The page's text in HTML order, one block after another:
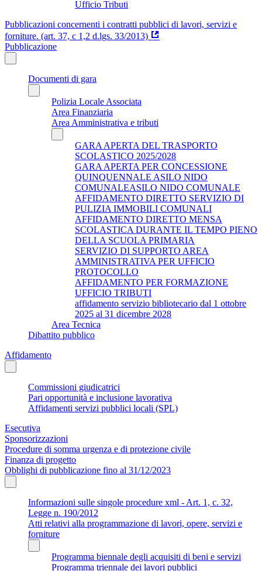
Ufficio Tributi
Pubblicazioni concernenti i contratti pubblici di lavori, servizi e
forniture. (art. 37, c 1,2 d.lgs. 33/2013)
Pubblicazione
Documenti di gara
Polizia Locale Associata
Area Finanziaria
Area Amministrativa e tributi
GARA APERTA DEL TRASPORTO
SCOLASTICO 2025/2028
GARA APERTA PER CONCESSIONE
QUINQUENNALE ASILO NIDO
COMUNALEASILO NIDO COMUNALE
AFFIDAMENTO DIRETTO SERVIZIO DI
PULIZIA IMMOBILI COMUNALI
AFFIDAMENTO DIRETTO MENSA
SCOLASTICA DURANTE IL TEMPO PIENO
DELLA SCUOLA PRIMARIA
SERVIZIO DI SUPPORTO AREA
AMMINISTRATIVA PER UFFICIO
PROTOCOLLO
AFFIDAMENTO PER FORMAZIONE
UFFICIO TRIBUTI
affidamento servizio bibliotecario dal 1 ottobre
2025 al 31 dicembre 2028
Area Tecnica
Dibattito pubblico
Affidamento
Commissioni giudicatrici
Pari opportunità e inclusione lavorativa
Affidamenti servizi pubblici locali (SPL)
Esecutiva
Sponsorizzazioni
Procedure di somma urgenza e di protezione civile
Finanza di progetto
Obblighi di pubblicazione fino al 31/12/2023
Informazioni sulle singole procedure xml - Art. 1, c. 32,
Legge n. 190/2012
Atti relativi alla programmazione di lavori, opere, servizi e
forniture
Programma biennale degli acquisiti di beni e servizi
Programma triennale dei lavori pubblici